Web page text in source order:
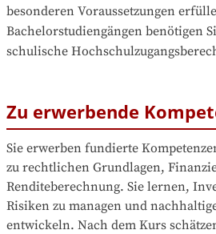
besonderen Voraussetzungen
Bachelorstudiengängen benötigen
schulische
Zu erwerbende
Sie erwerben fundierte
zu rechtlichen Grundlagen,
Renditeberechnung. Sie lernen,
Risiken zu managen und
entwickeln. Nach dem Kurs